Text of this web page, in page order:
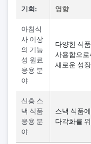
기회: 영향
아침식
사 이상
의 기능
성 원료
응용 분
야
다양한 식
사용함으로
새로운 성
신흥 스
낵 식품
응용 분
야
스낵 식품
다각화를